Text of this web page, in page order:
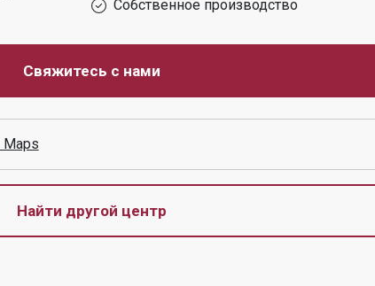
Собственное производство
Свяжитесь с нами
Maps
Найти другой центр